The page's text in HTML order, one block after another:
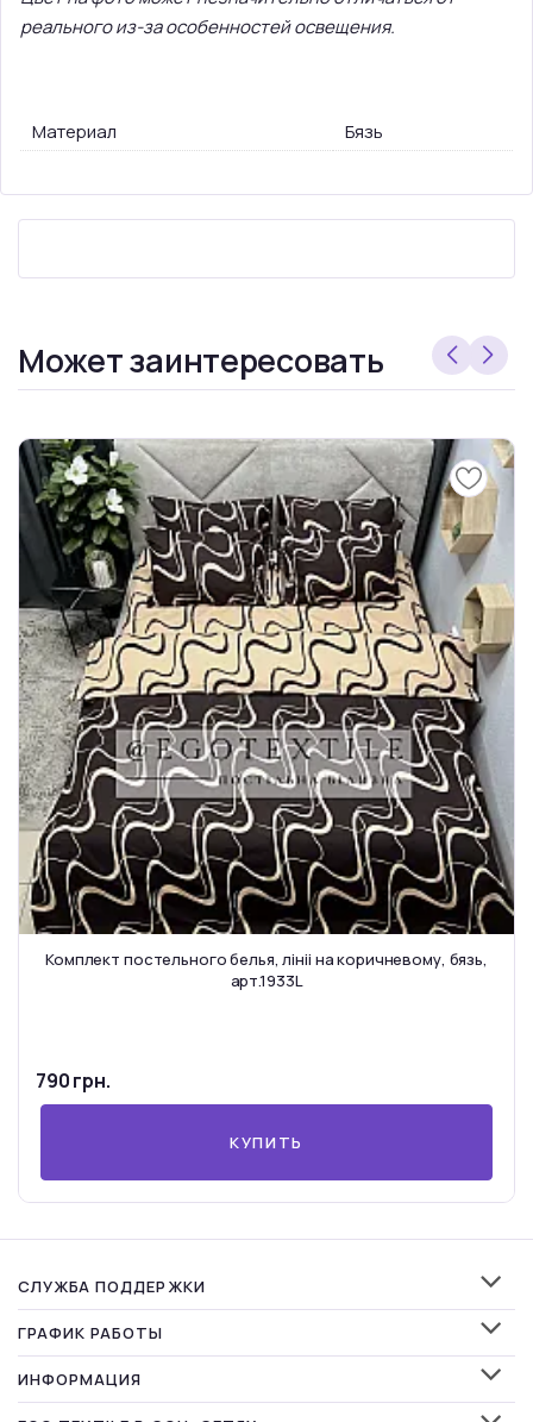
реального из-за особенностей освещения.
Материал Бязь
Может заинтересовать
Комплект постельного белья, лініі на коричневому, бязь,
арт.1933L
790 грн.
КУПИТЬ
СЛУЖБА ПОДДЕРЖКИ
ГРАФИК РАБОТЫ
ИНФОРМАЦИЯ